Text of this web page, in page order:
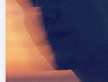
primer acorde.
ambas artistas
pop en español
tiene un espacio